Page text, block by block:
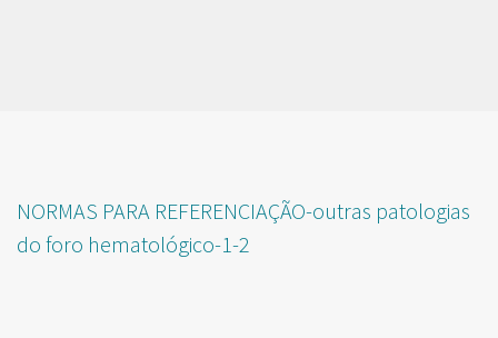
NORMAS PARA REFERENCIAÇÃO-outras patologias
do foro hematológico-1-2